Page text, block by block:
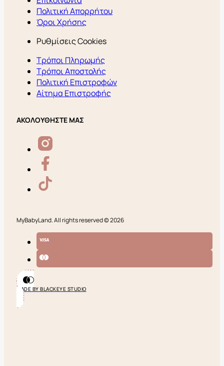
Πολιτική Απορρήτου
Όροι Χρήσης
Ρυθμίσεις Cookies
Τρόποι Πληρωμής
Τρόποι Αποστολής
Πολιτική Επιστροφών
Αίτημα Επιστροφής
ΑΚΟΛΟΥΘΗΣΤΕ ΜΑΣ
MyBabyLand. All rights reserved © 2026
MADE BY BLACKEYE STUDIO